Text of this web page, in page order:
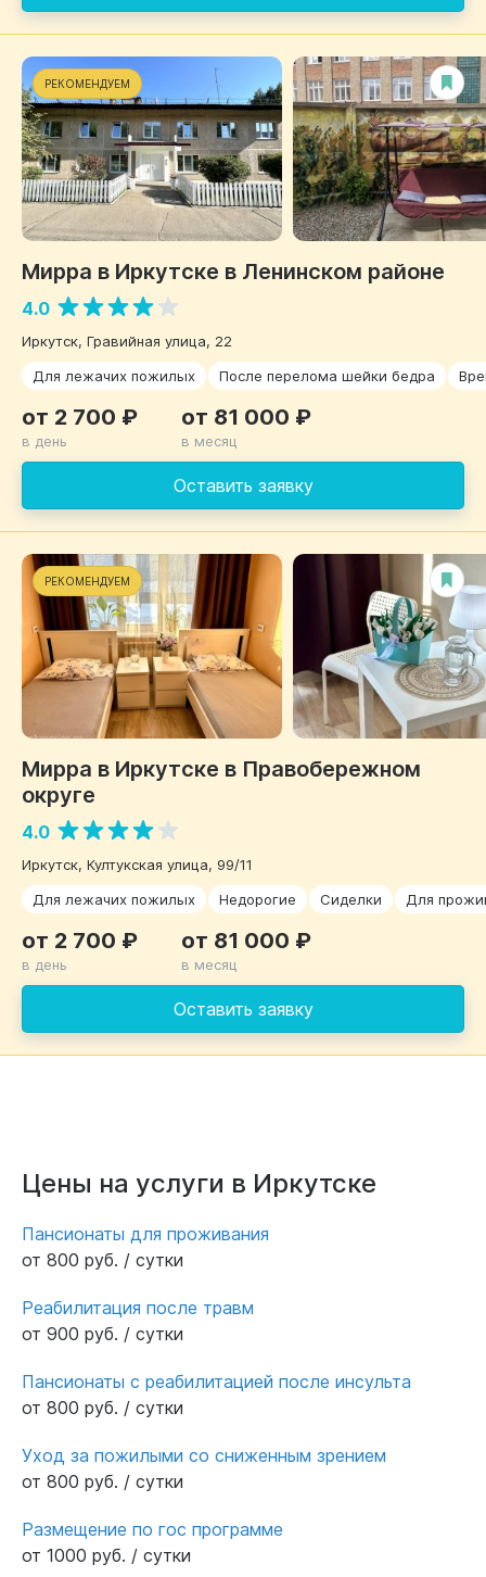
РЕКОМЕНДУЕМ
Мирра в Иркутске в Ленинском районе
4.0
Иркутск, Гравийная улица, 22
Для лежачих пожилых
После перелома шейки бедра
Оставить заявку
от 2 700 ₽
в день
от 81 000 ₽
в месяц
РЕКОМЕНДУЕМ
Мирра в Иркутске в Правобережном
округе
4.0
Иркутск, Култукская улица, 99/11
Для лежачих пожилых
Недорогие Сиделки Для
Оставить заявку
от 2 700 ₽
в день
от 81 000 ₽
в месяц
Цены на услуги в Иркутске
Пансионаты для проживания
от 800 руб. / сутки
Реабилитация после травм
от 900 руб. / сутки
Пансионаты с реабилитацией после инсульта
от 800 руб. / сутки
Уход за пожилыми со сниженным зрением
от 800 руб. / сутки
Размещение по гос программе
от 1000 руб. / сутки